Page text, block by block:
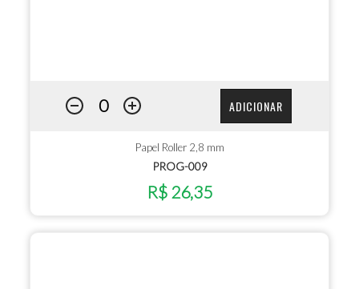
ADICIONAR
Papel Roller 2,8 mm
PROG-009
R$ 26,35